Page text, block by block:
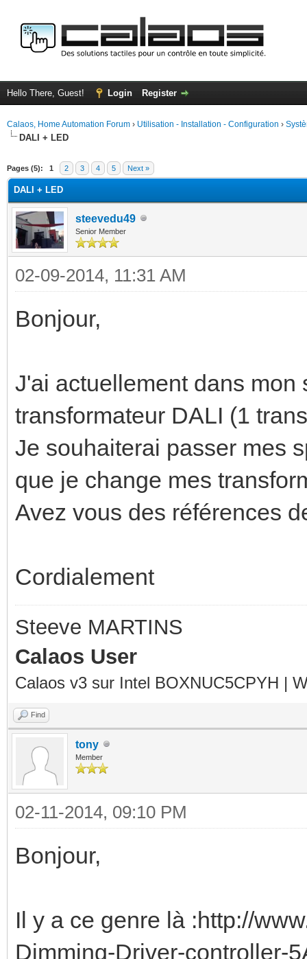
Hello There, Guest! Login Register
Calaos, Home Automation Forum › Utilisation - Installation - Configuration ›
DALI + LED
Pages (5): 1 2 3 4 5 Next »
DALI + LED
steevedu49
Senior Member
02-09-2014, 11:31 AM
Bonjour,
J'ai actuellement dans
transformateur DALI (1
Je souhaiterai passer mes
que je change mes
Avez vous des références
Cordialement
Steeve MARTINS
Calaos User
Calaos v3 sur Intel BOXNUC5CPYH |
Find
tony
Member
02-11-2014, 09:10 PM
Bonjour,
Il y a ce genre là :http://
Dimming-Driver-controller-